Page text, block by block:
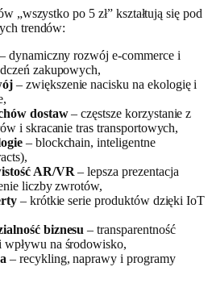
„wszystko po 5 zł” kształtują się pod
trendów:
– dynamiczny rozwój e-commerce i
zakupowych,
– zwiększenie nacisku na ekologię i
dostaw– częstsze korzystanie z
i skracanie tras transportowych,
– blockchain, inteligentne
AR/VR – lepsza prezentacja
liczby zwrotów,
– krótkie serie produktów dzięki IoT
biznesu – transparentność
na środowisko,
– recykling, naprawy i programy